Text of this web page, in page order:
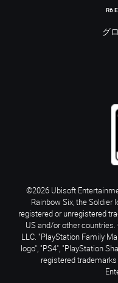
R6
グ
©2026 Ubisoft
Rainbow Six, the Soldier
registered or unregistered
US and/or other
LLC. "PlayStation Family
logo", "PS4", "PlayStation
registered